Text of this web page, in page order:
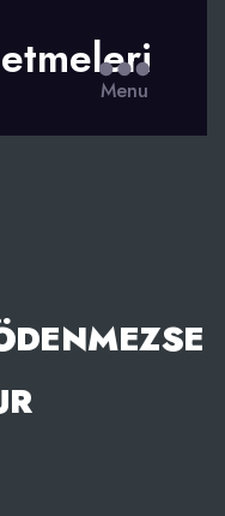
Menu